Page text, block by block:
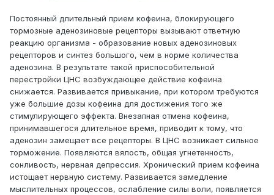
Постоянный длительный прием кофеина, блокирующего
тормозные аденозиновые рецепторы вызывают ответную
реакцию организма - образование новых аденозиновых
рецепторов и синтез большого, чем в норме количества
аденозина. В результате такой приспособительной
перестройки ЦНС возбуждающее действие кофеина
снижается. Развивается привыкание, при котором требуются
уже большие дозы кофеина для достижения того же
стимулирующего эффекта. Внезапная отмена кофеина,
принимавшегося длительное время, приводит к тому, что
аденозин замещает все рецепторы. В ЦНС возникает сильное
торможение. Появляются вялость, общая угнетенность,
сонливость, нервная депрессия. Хронический прием кофеина
истощает нервную систему. Развивается замедление
мыслительных процессов, ослабление силы воли, появляется